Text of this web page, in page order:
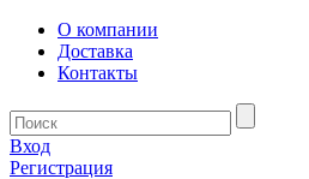
О компании
Доставка
Контакты
Вход
Регистрация